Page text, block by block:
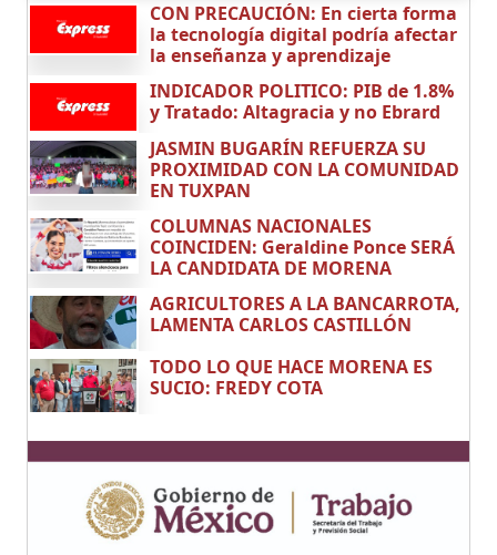
CON PRECAUCIÓN: En cierta forma
la tecnología digital podría afectar
la enseñanza y aprendizaje
INDICADOR POLITICO: PIB de 1.8%
y Tratado: Altagracia y no Ebrard
JASMIN BUGARÍN REFUERZA SU
PROXIMIDAD CON LA COMUNIDAD
EN TUXPAN
COLUMNAS NACIONALES
COINCIDEN: Geraldine Ponce SERÁ
LA CANDIDATA DE MORENA
AGRICULTORES A LA BANCARROTA,
LAMENTA CARLOS CASTILLÓN
TODO LO QUE HACE MORENA ES
SUCIO: FREDY COTA